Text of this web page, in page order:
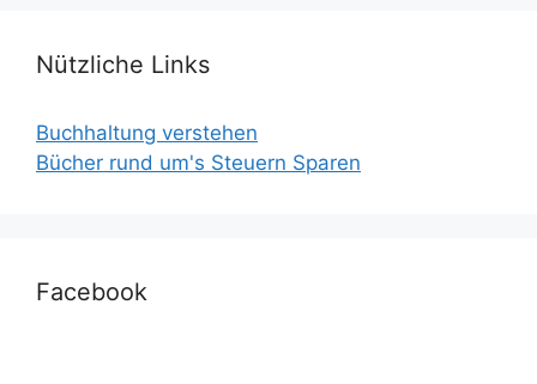
Nützliche Links
Buchhaltung verstehen
Bücher rund um's Steuern Sparen
Facebook